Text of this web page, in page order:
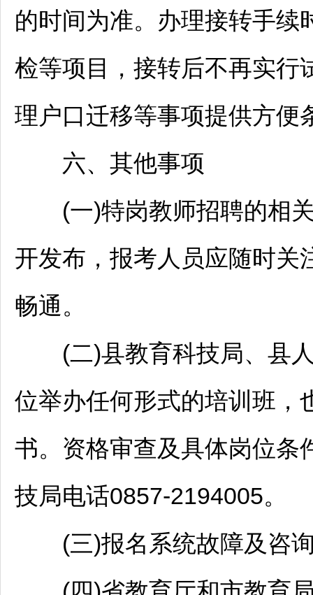
的时间为准。办理接转手续
检等项目，接转后不再实行
理户口迁移等事项提供方便
六、其他事项
(一)特岗教师招聘的相
开发布，报考人员应随时关
畅通。
(二)县教育科技局、县人
位举办任何形式的培训班，
书。资格审查及具体岗位条
技局电话0857-2194005。
(三)报名系统故障及咨询